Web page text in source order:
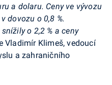
a dolaru. Ceny ve vývozu
dovozu o 0,8 %.
o 2,2 % a ceny
Vladimír Klimeš, vedoucí
a zahraničního